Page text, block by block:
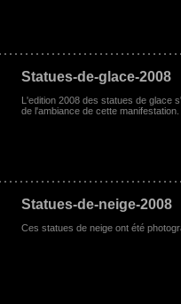
Statues-de-glace-2008
L'edition 2008 des statues de glace
de l'ambiance de cette manifestation.
Statues-de-neige-2008
Ces statues de neige ont été